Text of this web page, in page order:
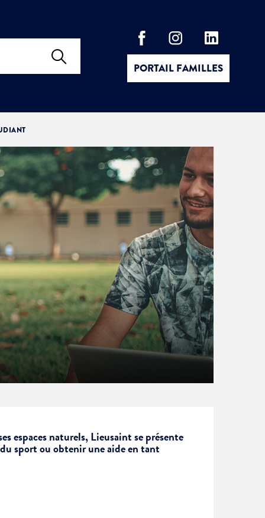
PORTAIL FAMILLES
espaces naturels, Lieusaint se présente
sport ou obtenir une aide en tant